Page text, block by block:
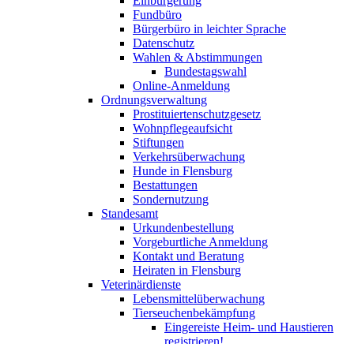
Fundbüro
Bürgerbüro in leichter Sprache
Datenschutz
Wahlen & Abstimmungen
Bundestagswahl
Online-Anmeldung
Ordnungsverwaltung
Prostituiertenschutzgesetz
Wohnpflegeaufsicht
Stiftungen
Verkehrsüberwachung
Hunde in Flensburg
Bestattungen
Sondernutzung
Standesamt
Urkundenbestellung
Vorgeburtliche Anmeldung
Kontakt und Beratung
Heiraten in Flensburg
Veterinärdienste
Lebensmittelüberwachung
Tierseuchenbekämpfung
Eingereiste Heim- und Haustieren
registrieren!